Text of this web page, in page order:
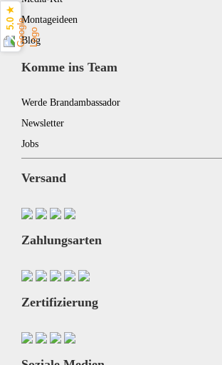
Montageideen
Blog
Komme ins Team
Werde Brandambassador
Newsletter
Jobs
Versand
Zahlungsarten
Zertifizierung
5.0 ★